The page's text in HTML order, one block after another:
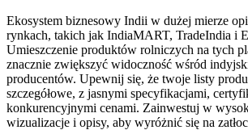
Ekosystem biznesowy Indii w dużej mierze
rynkach, takich jak IndiaMART, TradeIndia i
Umieszczenie produktów rolniczych na tych
znacznie zwiększyć widoczność wśród
producentów. Upewnij się, że twoje listy
szczegółowe, z jasnymi specyfikacjami,
konkurencyjnymi cenami. Zainwestuj w
wizualizacje i opisy, aby wyróżnić się na